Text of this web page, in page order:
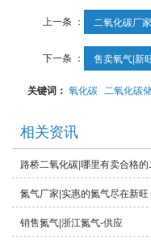
上一条 ： 二氧化碳厂
下一条 ： 售卖氧气|新
关键词：氧化碳 二氧化碳
相关资讯
路桥二氧化碳|哪里有卖合格的
氮气厂家|实惠的氮气尽在新旺
销售氮气|浙江氮气-供应